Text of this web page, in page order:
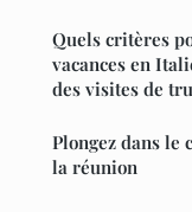
Quels critères
vacances en
des visites de
Plongez dans
la réunion